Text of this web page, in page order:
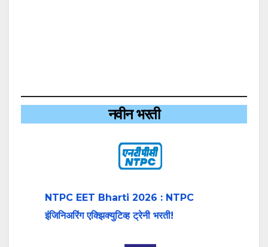
नवीन भरती
NTPC EET Bharti 2026 : NTPC
इंजिनिअरिंग एक्झिक्युटिव्ह ट्रेनी भरती!